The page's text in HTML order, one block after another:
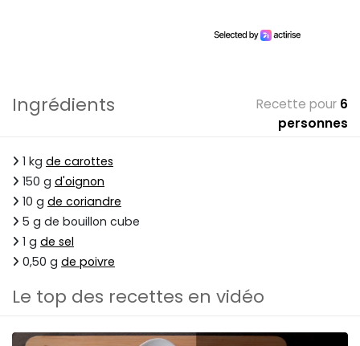
Ingrédients Recette pour 6
personnes
1 kg de carottes
150 g d'oignon
10 g de coriandre
5 g de bouillon cube
1 g de sel
0,50 g de poivre
Le top des recettes en vidéo